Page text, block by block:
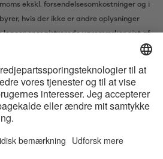
ekskl. forsendelsesomkostninger og i
hvis der ikke er andre oplysninger
logoer er registrerede varemærker ejet af
brug af sådanne mærker af Satisfyer GmbH
Watch er varemærker ejet af Apple Inc.
logoet er varemærker, der tilhører Google
LLC.